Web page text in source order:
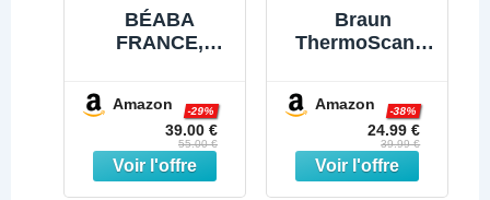
BÉABA
FRANCE,
Contact
Infrarouge,
Enfant, Bébé,
Adulte, Mesure
Amazon
39.00 €
-29%
55.00 €
Braun
ThermoScan 3
Mesure rapide
en 1 seconde |
Indicateur
sonore de
Amazon
24.99 €
-38%
39.99 €